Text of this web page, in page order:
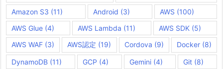
Amazon S3 (11) Android (3) AWS (100)
AWS Glue (4) AWS Lambda (11) AWS SDK (5)
AWS WAF (3) AWS認定 (19) Cordova (9) Docker(8)
DynamoDB (11) GCP (4) Gemini(4) Git (8)